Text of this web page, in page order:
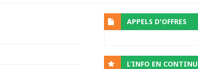
APPELS D'OFFRES
L’INFO EN CONTINU